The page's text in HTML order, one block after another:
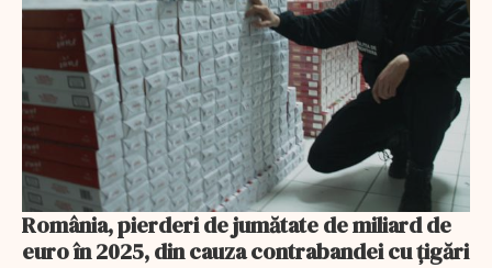
România, pierderi de jumătate de miliard de
euro în 2025, din cauza contrabandei cu ţigări